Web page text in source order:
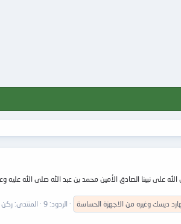
نبينا الصادق الأمين محمد بن عبد الله صلى الله عليه
ديسك وغيره من الاجهزة الحساسة الردود: 9 المنتدى: ركن